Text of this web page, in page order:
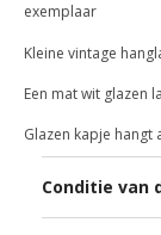
exemplaar
Kleine vintage
Een mat wit glazen
Glazen kapje
Conditie van